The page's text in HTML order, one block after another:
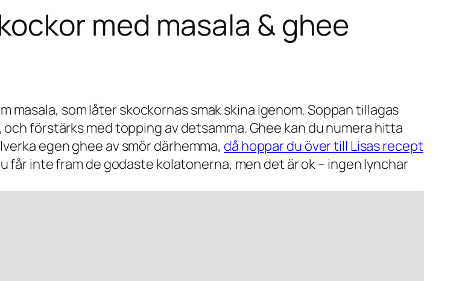
med masala & ghee
som låter skockornas smak skina igenom. Soppan tillagas
förstärks med topping av detsamma. Ghee kan du numera hitta
egen ghee av smör därhemma, då hoppar du över till Lisas recept
får inte fram de godaste kolatonerna, men det är ok – ingen lynchar